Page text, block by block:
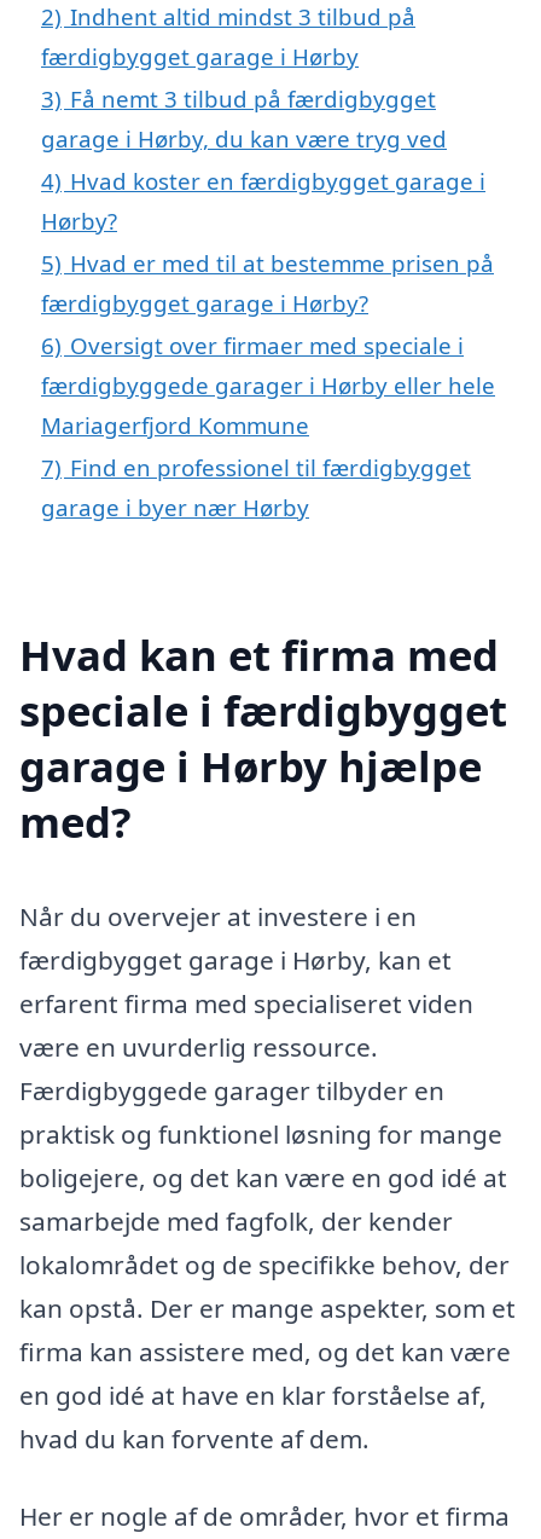
2) Indhent altid mindst 3 tilbud på
færdigbygget garage i Hørby
3) Få nemt 3 tilbud på færdigbygget
garage i Hørby, du kan være tryg ved
4) Hvad koster en færdigbygget garage i
Hørby?
5) Hvad er med til at bestemme prisen på
færdigbygget garage i Hørby?
6) Oversigt over firmaer med speciale i
færdigbyggede garager i Hørby eller hele
Mariagerfjord Kommune
7) Find en professionel til færdigbygget
garage i byer nær Hørby
Hvad kan et firma med
speciale i færdigbygget
garage i Hørby hjælpe
med?
Når du overvejer at investere i en
færdigbygget garage i Hørby, kan et
erfarent firma med specialiseret viden
være en uvurderlig ressource.
Færdigbyggede garager tilbyder en
praktisk og funktionel løsning for mange
boligejere, og det kan være en god idé at
samarbejde med fagfolk, der kender
lokalområdet og de specifikke behov, der
kan opstå. Der er mange aspekter, som et
firma kan assistere med, og det kan være
en god idé at have en klar forståelse af,
hvad du kan forvente af dem.
Her er nogle af de områder, hvor et firma